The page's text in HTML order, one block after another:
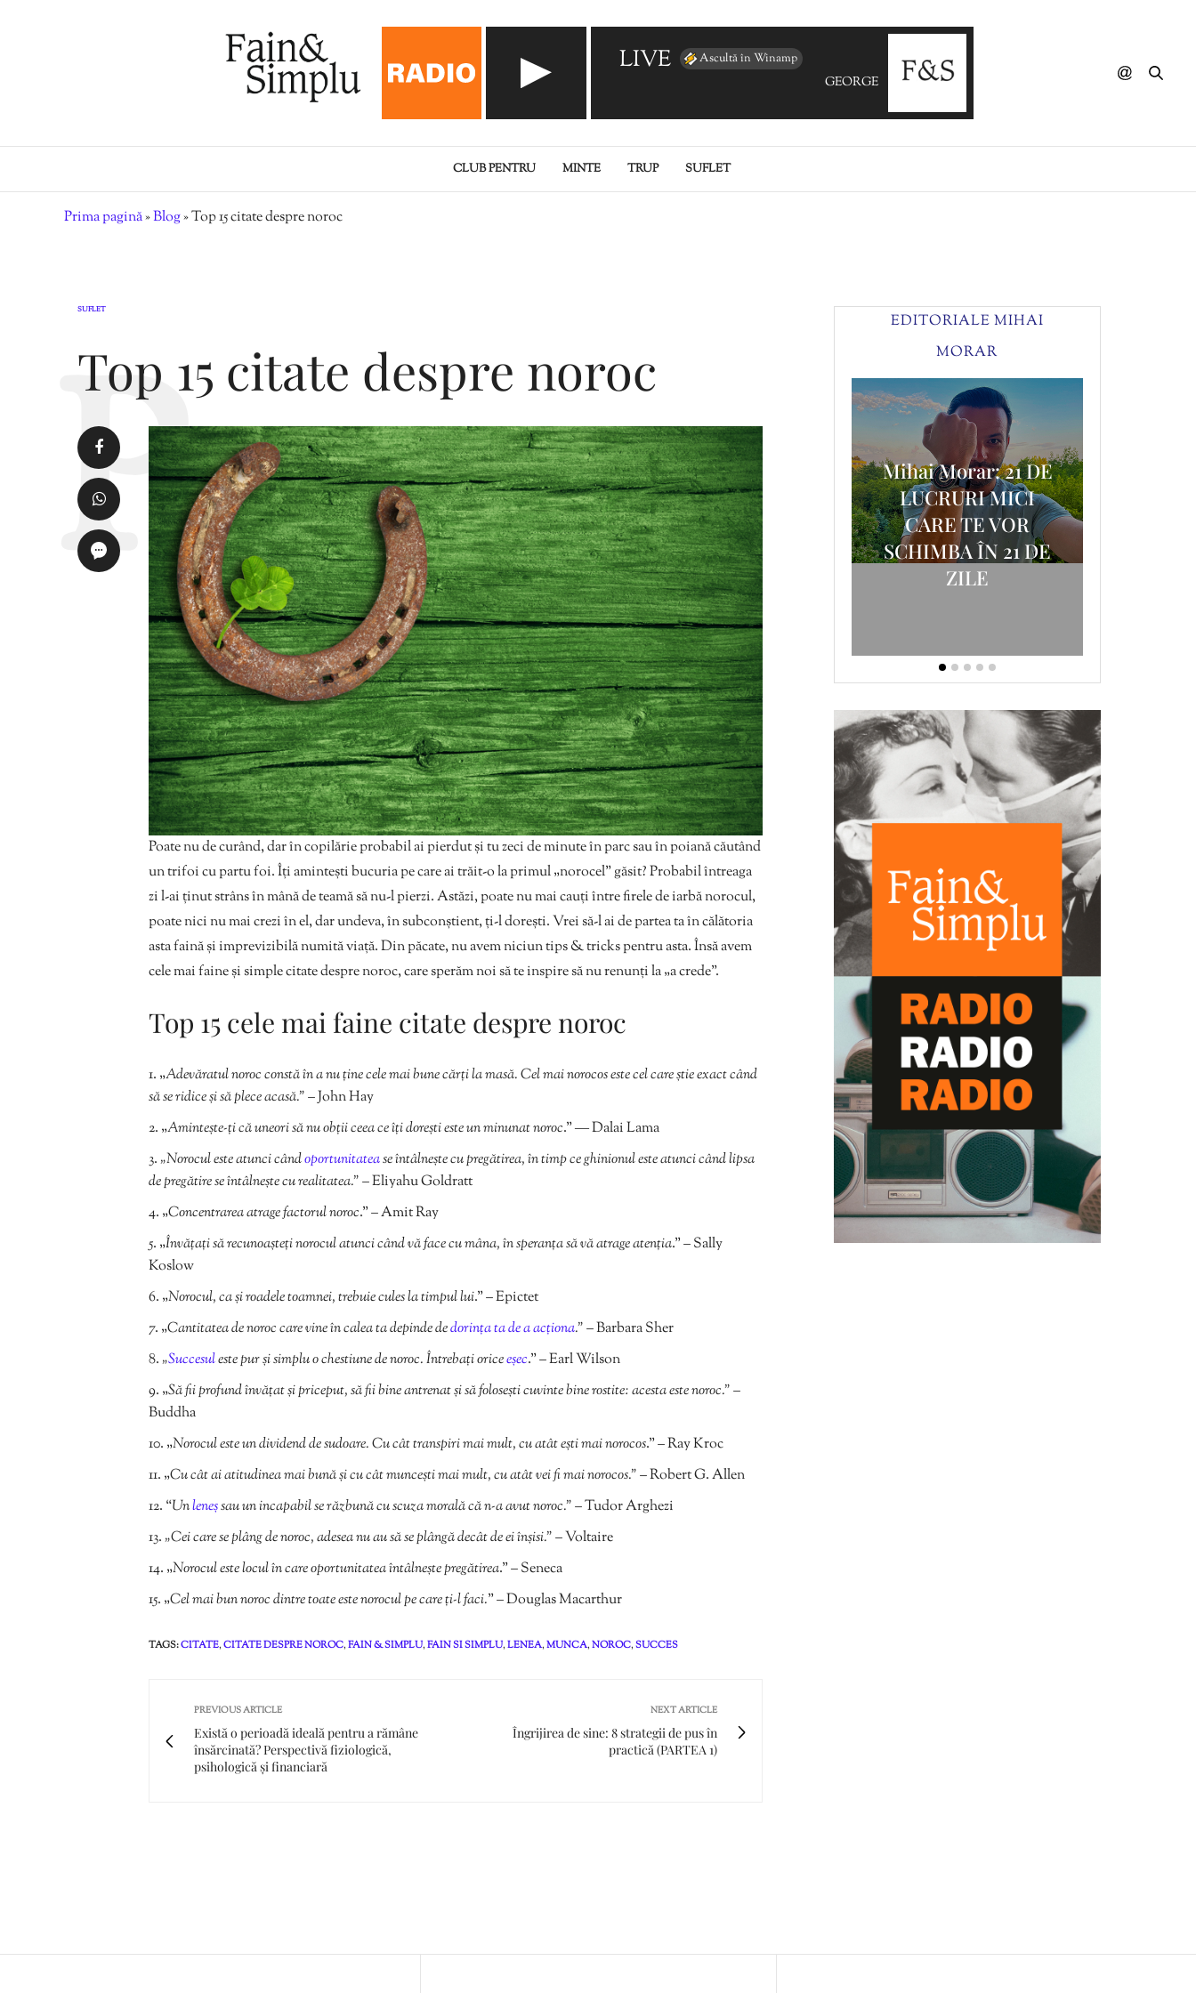
LIVE Ascultă în Winamp
GEORGE BENSON - What's On Your Mind (The Reflex
CLUB PENTRU MINTE TRUP SUFLET
Prima pagină»Blog»Top 15 citate despre noroc
SUFLET
Top 15 citate despre noroc
Poate nu de curând, dar în copilărie probabil ai pierdut și tu zeci de minute în parc sau în poiană căutând
un trifoi cu partu foi. Îți amintești bucuria pe care ai trăit-o la primul „norocel” găsit? Probabil întreaga
zi l-ai ținut strâns în mână de teamă să nu-l pierzi. Astăzi, poate nu mai cauți între firele de iarbă norocul,
poate nici nu mai crezi în el, dar undeva, în subconștient, ți-l dorești. Vrei să-l ai de partea ta în călătoria
asta faină și imprevizibilă numită viață. Din păcate, nu avem niciun tips & tricks pentru asta. Însă avem
cele mai faine și simple citate despre noroc, care sperăm noi să te inspire să nu renunți la „a crede”.
Top 15 cele mai faine citate despre noroc
„Adevăratul noroc constă în a nu ține cele mai bune cărți la masă. Cel mai norocos este cel care știe exact când
să se ridice și să plece acasă.”– John Hay
„Amintește-ți că uneori să nu obții ceea ce îți dorești este un minunat noroc.” ― Dalai Lama
„Norocul este atunci cândoportunitatease întâlnește cu pregătirea, în timp ce ghinionul este atunci când lipsa
de pregătire se întâlnește cu realitatea.”– Eliyahu Goldratt
„Concentrarea atrage factorul noroc.” – Amit Ray
„Învățați să recunoașteți norocul atunci când vă face cu mâna, în speranța să vă atrage atenția.” – Sally
Koslow
„Norocul, ca şi roadele toamnei, trebuie cules la timpul lui.” – Epictet
„Cantitatea de noroc care vine în calea ta depinde dedorința ta de a acționa.”– Barbara Sher
„Succesuleste pur și simplu o chestiune de noroc. Întrebați oriceeșec.” – Earl Wilson
„Să fii profund învățat și priceput, să fii bine antrenat și să folosești cuvinte bine rostite: acesta este noroc.”–
Buddha
„Norocul este un dividend de sudoare. Cu cât transpiri mai mult, cu atât ești mai norocos.” – Ray Kroc
„Cu cât ai atitudinea mai bună și cu cât muncești mai mult, cu atât vei fi mai norocos.”– Robert G. Allen
“Unleneșsau un incapabil se răzbună cu scuza morală că n-a avut noroc.”– Tudor Arghezi
„Cei care se plâng de noroc, adesea nu au să se plângă decât de ei înşisi.”– Voltaire
„Norocul este locul în care oportunitatea întâlnește pregătirea.” – Seneca
„Cel mai bun noroc dintre toate este norocul pe care ți-l faci.” – Douglas Macarthur
TAGS:CITATE,CITATE DESPRE NOROC,FAIN & SIMPLU,FAIN SI SIMPLU,LENEA,MUNCA,NOROC,SUCCES
PREVIOUS ARTICLE
Există o perioadă ideală pentru a rămâne
însărcinată? Perspectivă fiziologică,
psihologică și financiară
NEXT ARTICLE
Îngrijirea de sine: 8 strategii de pus în
practică (PARTEA 1)
EDITORIALE MIHAI
MORAR
Editorial Mihai
Morar: CUM L-AM
SALVAT PE FĂT-
FRUMOS
Mihai Morar: 21 DE
LUCRURI MICI
CARE TE VOR
SCHIMBA ÎN 21 DE
ZILE